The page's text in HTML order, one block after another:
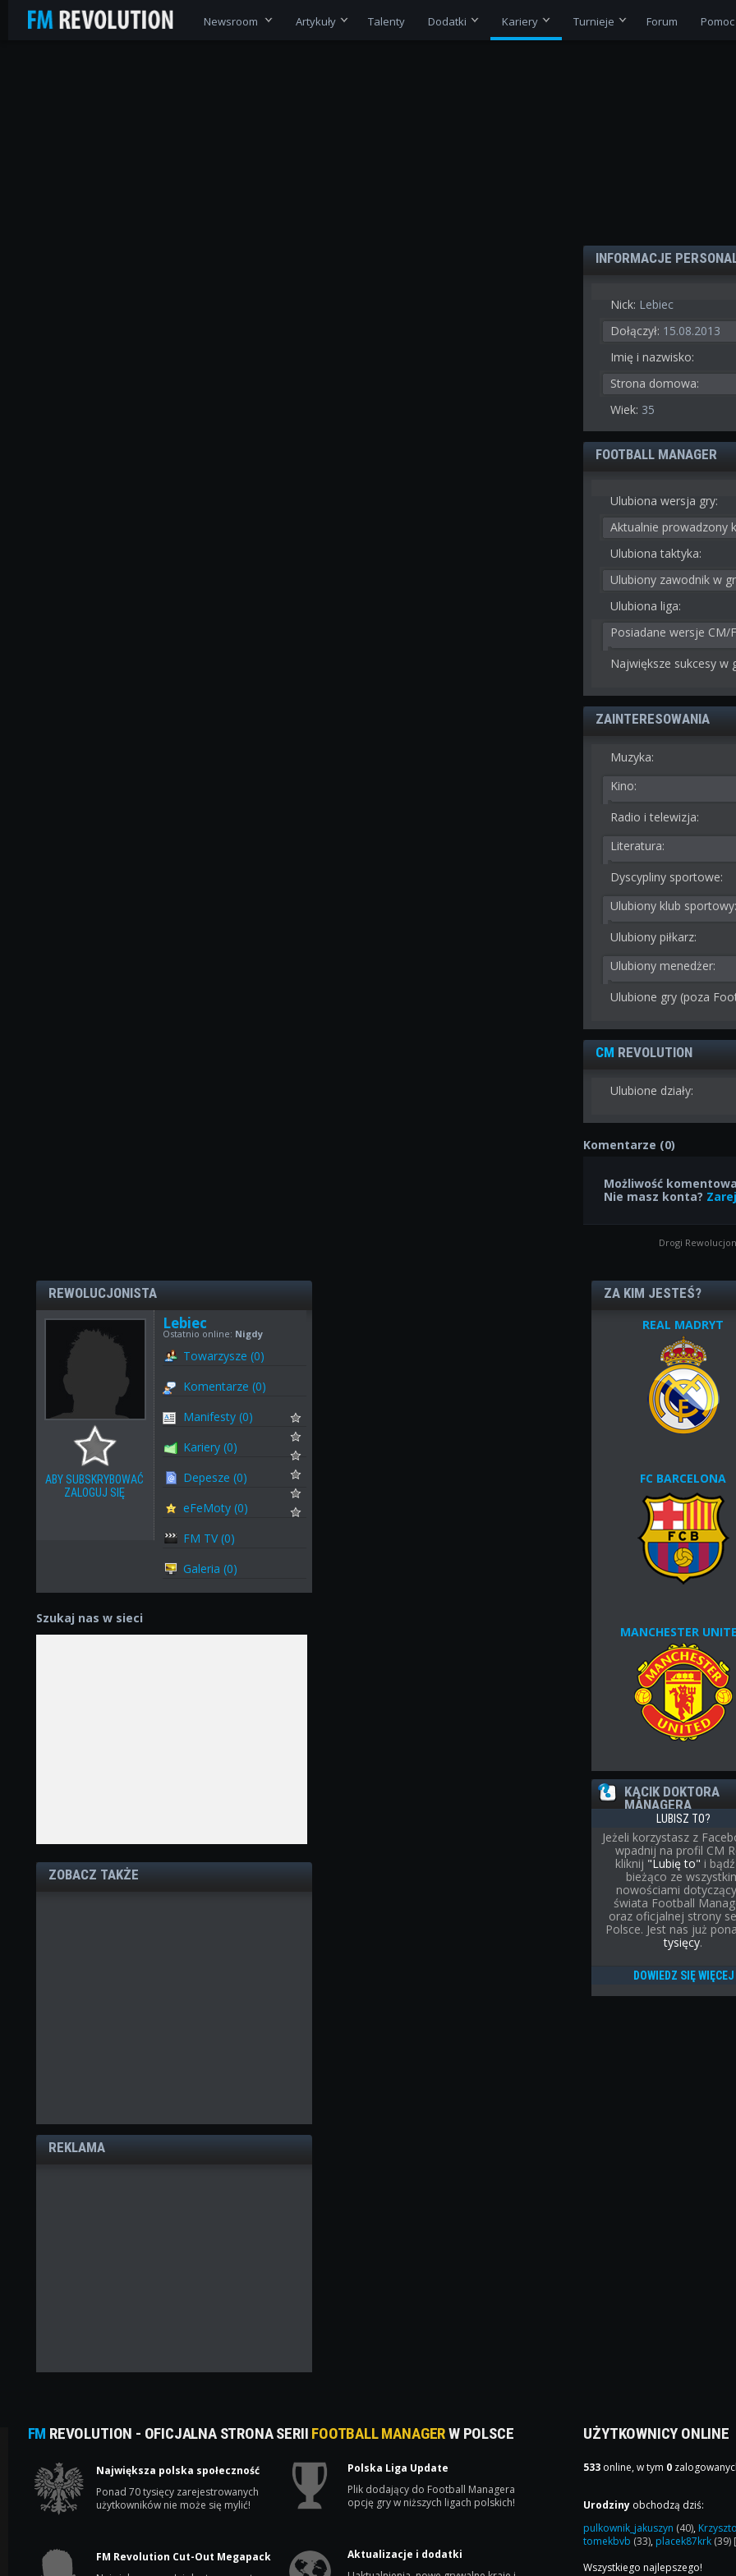
Newsroom Artykuły Talenty Dodatki Kariery Turnieje Forum Pomoc
INFORMACJE
Nick: Lebiec
Dołączył: 15.08.2013
Imię i nazwisko:
Strona domowa:
Wiek: 35
FOOTBALL MANAGER
Ulubiona wersja gry:
Aktualnie prowadzony
Ulubiona taktyka:
Ulubiony zawodnik w
Ulubiona liga:
Posiadane wersje CM/
Największe sukcesy w
ZAINTERESOWANIA
Muzyka:
Kino:
Radio i telewizja:
Literatura:
Dyscypliny sportowe:
Ulubiony klub sportowy:
Ulubiony piłkarz:
Ulubiony menedżer:
Ulubione gry (poza
CM REVOLUTION
Ulubione działy:
Komentarze (0)
Możliwość
Nie masz konta?
Drogi
REWOLUCJONISTA
ABY SUBSKRYBOWAĆ
ZALOGUJ SIĘ
Lebiec
Ostatnio online: Nigdy
Towarzysze (0)
Komentarze (0)
Manifesty (0)
Kariery (0)
Depesze (0)
eFeMoty (0)
FM TV (0)
Galeria (0)
Szukaj nas w sieci
ZOBACZ TAKŻE
REKLAMA
ZA KIM JESTEŚ?
REAL MADRYT
FC BARCELONA
MANCHESTER
KĄCIK DOKTORA
MANAGERA
LUBISZ TO?
Jeżeli korzystasz z
wpadnij na profil CM
kliknij "Lubię to" i
bieżąco ze
nowościami
świata Football
oraz oficjalnej strony
Polsce. Jest nas już
tysięcy.
DOWIEDZ SIĘ WIĘCEJ
FM REVOLUTION - OFICJALNA STRONA SERII FOOTBALL MANAGERW POLSCE
Największa polska społeczność
Ponad 70 tysięcy zarejestrowanych
użytkowników nie może się mylić!
Polska Liga Update
Plik dodający do Football Managera
opcję gry w niższych ligach polskich!
FM Revolution Cut-Out Megapack
Aktualizacje i dodatki
UŻYTKOWNICY ONLINE
533 online, w tym 0
Urodziny obchodzą dziś:
pulkownik_jakuszyn (40),
tomekbvb (33), placek87krk (39)
Wszystkiego najlepszego!